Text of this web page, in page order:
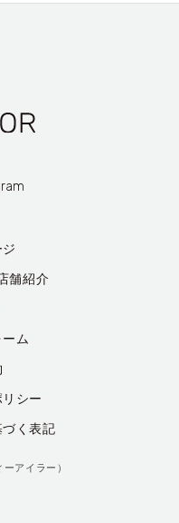
舗紹介
ム
シー
く表記
ーアイラー）